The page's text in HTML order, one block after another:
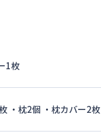
1枚
・枕2個 ・枕カバー2枚